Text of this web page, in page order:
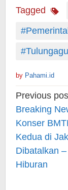
Tagged
by Pahami.id
Post
Previous
Breaking
Konser
Kedua di
Dibatalkan
Hiburan